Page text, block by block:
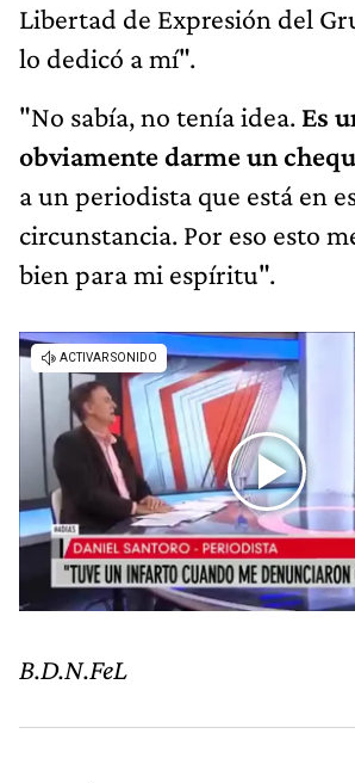
Libertad de Expresión del
lo dedicó a mí".
"No sabía, no tenía idea. Es
obviamente darme un
a un periodista que está en
circunstancia. Por eso esto
bien para mi espíritu".
B.D.N.FeL